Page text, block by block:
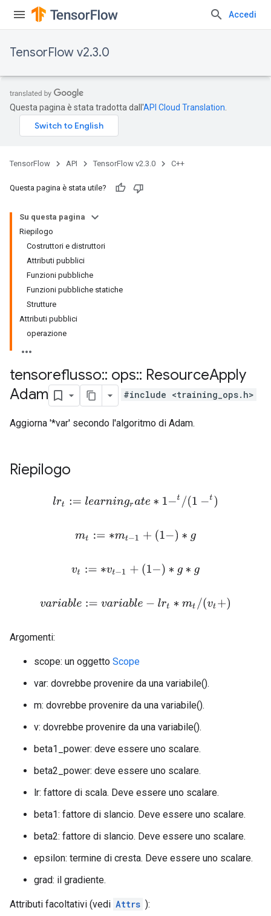
Accedi
TensorFlow v2.3.0
Questa pagina è stata tradotta dall'API Cloud Translation
TensorFlow API TensorFlow v2.3.0 C++
Questa pagina è stata utile?
Su questa pagina
Riepilogo
Costruttori e distruttori
Attributi pubblici
Funzioni pubbliche
Funzioni pubbliche statiche
Strutture
Attributi pubblici
operazione
tensoreflusso:: ops:: ResourceApply
Adam
#include <training_ops.h>
Aggiorna '*var' secondo l'algoritmo di Adam.
Riepilogo
l t:=learningrate∗ 1−t /(1−t)
mt:=∗mt−1 +(1 −)∗g
vt :=∗vt− 1+( 1 −)∗ g ∗ g
var abl e:=variable −lr t∗mt/ (vt+ )
Argomenti:
scope: un oggetto Scope
var: dovrebbe provenire da una variabile().
m: dovrebbe provenire da una variabile().
v: dovrebbe provenire da una variabile().
beta1_power: deve essere uno scalare.
beta2_power: deve essere uno scalare.
lr: fattore di scala. Deve essere uno scalare.
beta1: fattore di slancio. Deve essere uno scalare.
beta2: fattore di slancio. Deve essere uno scalare.
epsilon: termine di cresta. Deve essere uno scalare.
grad: il gradiente.
Attributi facoltativi (vedi Attrs ):